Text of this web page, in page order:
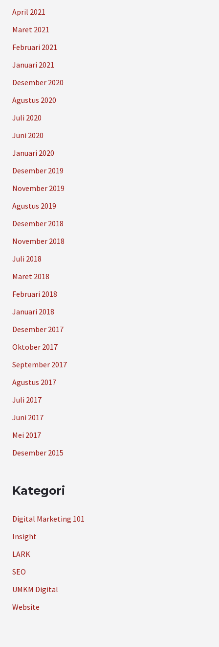
April 2021
Maret 2021
Februari 2021
Januari 2021
Desember 2020
Agustus 2020
Juli 2020
Juni 2020
Januari 2020
Desember 2019
November 2019
Agustus 2019
Desember 2018
November 2018
Juli 2018
Maret 2018
Februari 2018
Januari 2018
Desember 2017
Oktober 2017
September 2017
Agustus 2017
Juli 2017
Juni 2017
Mei 2017
Desember 2015
Kategori
Digital Marketing 101
Insight
LARK
SEO
UMKM Digital
Website